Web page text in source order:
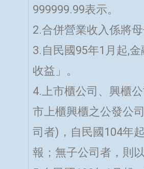
999999.99表示。
2.合併營業收入係將
3.自民國95年1月起,
收益」。
4.上市櫃公司、興櫃
市上櫃興櫃之公發公
司者)，自民國104年
報；無子公司者，則